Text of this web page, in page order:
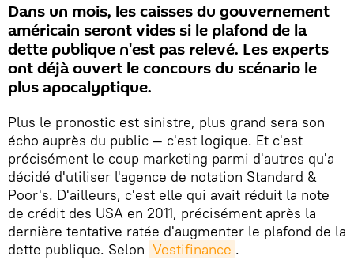
Dans un mois, les caisses du gouvernement
américain seront vides si le plafond de la
dette publique n'est pas relevé. Les experts
ont déjà ouvert le concours du scénario le
plus apocalyptique.
Plus le pronostic est sinistre, plus grand sera son
écho auprès du public — c'est logique. Et c'est
précisément le coup marketing parmi d'autres qu'a
décidé d'utiliser l'agence de notation Standard &
Poor's. D'ailleurs, c'est elle qui avait réduit la note
de crédit des USA en 2011, précisément après la
dernière tentative ratée d'augmenter le plafond de la
dette publique. Selon Vestifinance .